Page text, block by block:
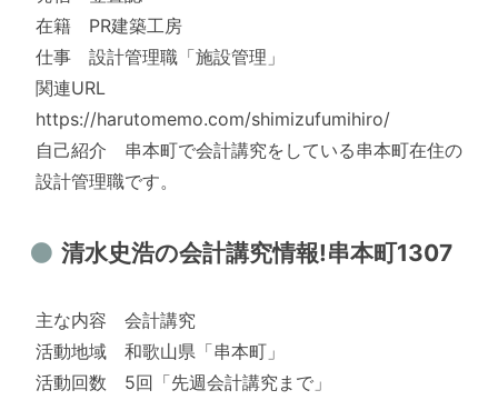
在籍 PR建築工房
仕事 設計管理職「施設管理」
関連URL
https://harutomemo.com/shimizufumihiro/
自己紹介 串本町で会計講究をしている串本町在住の
設計管理職です。
清水史浩の会計講究情報!串本町1307
主な内容 会計講究
活動地域 和歌山県「串本町」
活動回数 5回「先週会計講究まで」